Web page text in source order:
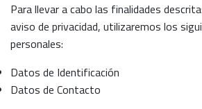
Para llevar a cabo las finalidades
aviso de privacidad, utilizaremos los
personales:
Datos de Identificación
Datos de Contacto